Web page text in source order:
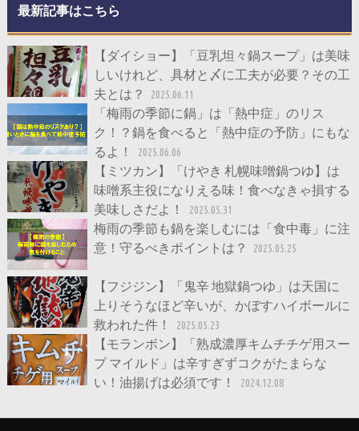
最新記事はこちら
【ダイショー】「豆乳坦々鍋スープ」は美味
しいけれど、具材と〆に工夫が必要？その工
夫とは？
2025.06.11
「梅雨の季節に鍋」は「熱中症」のリス
ク！？鍋を食べると「熱中症の予防」にもな
るよ！
2025.06.06
【ミツカン】「けやき 札幌味噌鍋つゆ】は
味噌系主役になりえる味！食べなきゃ損する
美味しさだよ！
2025.05.31
梅雨の季節も鍋を楽しむには「食中毒」に注
意！守るべきポイントは？
2025.05.25
【フジジン】「鬼辛 地獄鍋つゆ」は天国に
上りそうなほど辛いが、かぼすハイボールに
救われた件！
2025.05.23
【モランボン】「熟成濃厚キムチチゲ用スー
プ マイルド」は辛すぎずコクがたまらな
い！油揚げは必須です！
2024.12.08